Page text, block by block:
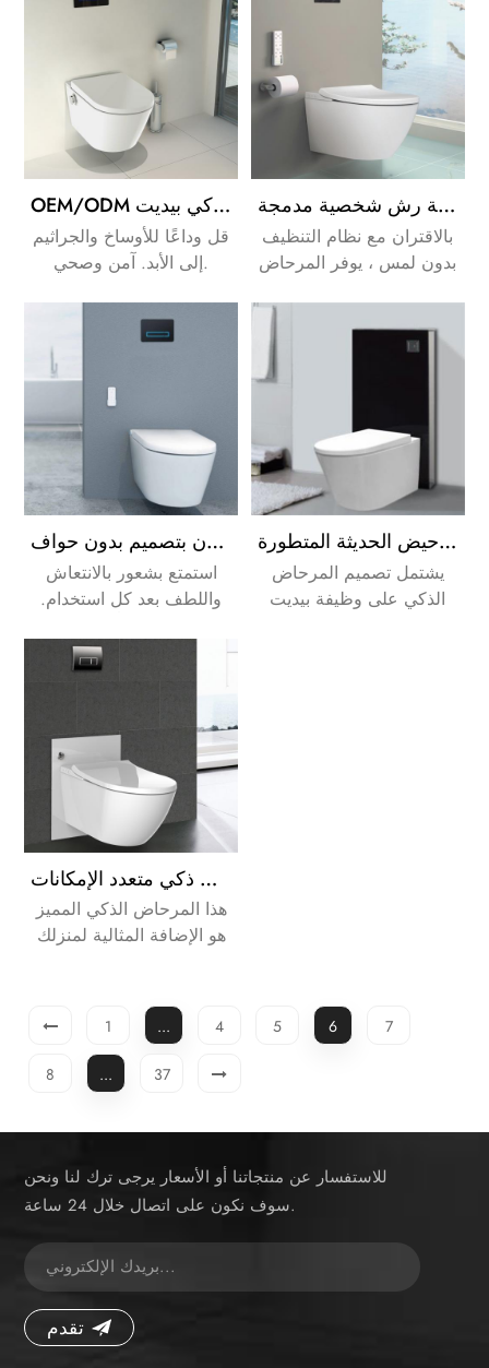
OEM/ODM جدار جبل الإلكترونية بيديت دش ذكي بيديت
قل وداعًا للأوساخ والجراثيم
إلى الأبد. آمن وصحي.
فوهة رش ذاتية التنظيف بالكامل ومغسلة رش شخصية مدمجة
بالاقتران مع نظام التنظيف
بدون لمس ، يوفر المرحاض
علاوة على ذلك لراحة وأداء لا
مرحاض بيديه إلكتروني فاخر أبيض اللون بتصميم بدون حواف
استمتع بشعور بالانتعاش
واللطف بعد كل استخدام.
وصحة من التنظيف بورق
تجمع المراحيض الذكية بين أفضل ميزات المراحيض الخزفية التقليدية عالية الجودة وابتكارات المراحيض الحديثة المتطورة
يشتمل تصميم المرحاض
الذكي على وظيفة بيديت
مرحاض ذكي متعدد الإمكانات
هذا المرحاض الذكي المميز
هو الإضافة المثالية لمنزلك
1 ... 4 5 6 7
8 ... 37
للاستفسار عن منتجاتنا أو الأسعار يرجى ترك لنا ونحن
سوف نكون على اتصال خلال 24 ساعة.
تقدم